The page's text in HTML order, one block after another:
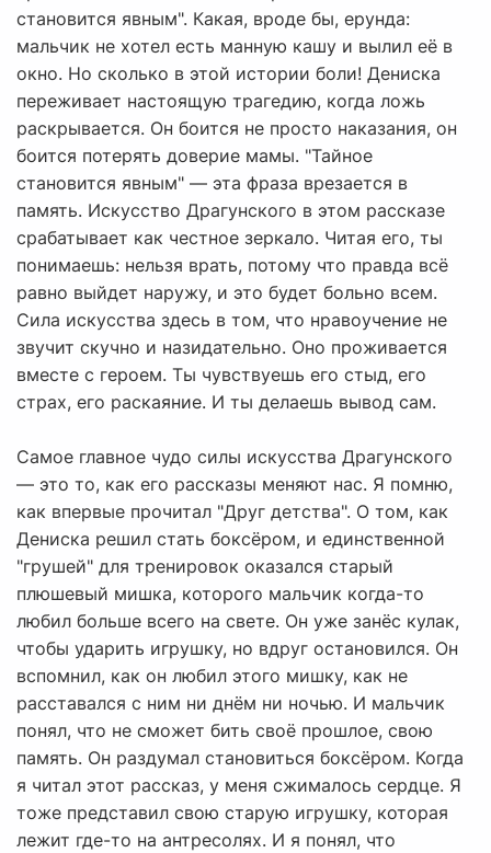
становится явным". Какая, вроде бы, ерунда:
мальчик не хотел есть манную кашу и вылил её в
окно. Но сколько в этой истории боли! Дениска
переживает настоящую трагедию, когда ложь
раскрывается. Он боится не просто наказания, он
боится потерять доверие мамы. "Тайное
становится явным" — эта фраза врезается в
память. Искусство Драгунского в этом рассказе
срабатывает как честное зеркало. Читая его, ты
понимаешь: нельзя врать, потому что правда всё
равно выйдет наружу, и это будет больно всем.
Сила искусства здесь в том, что нравоучение не
звучит скучно и назидательно. Оно проживается
вместе с героем. Ты чувствуешь его стыд, его
страх, его раскаяние. И ты делаешь вывод сам.
Самое главное чудо силы искусства Драгунского
— это то, как его рассказы меняют нас. Я помню,
как впервые прочитал "Друг детства". О том, как
Дениска решил стать боксёром, и единственной
"грушей" для тренировок оказался старый
плюшевый мишка, которого мальчик когда-то
любил больше всего на свете. Он уже занёс кулак,
чтобы ударить игрушку, но вдруг остановился. Он
вспомнил, как он любил этого мишку, как не
расставался с ним ни днём ни ночью. И мальчик
понял, что не сможет бить своё прошлое, свою
память. Он раздумал становиться боксёром. Когда
я читал этот рассказ, у меня сжималось сердце. Я
тоже представил свою старую игрушку, которая
лежит где-то на антресолях. И я понял, что